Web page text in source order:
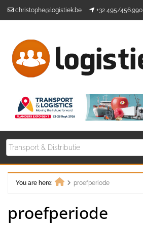
christophe@logistiek.be +32 495/456.990
You are here:
proefperiode
proefperiode